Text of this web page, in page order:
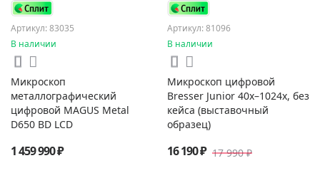
Артикул: 83035
В наличии
Микроскоп
металлографический
цифровой MAGUS Metal
D650 BD LCD
1 459 990 ₽
Артикул: 81096
В наличии
Микроскоп цифровой
Bresser Junior 40x–1024x, без
кейса (выставочный
образец)
16 190 ₽ 17 990 ₽